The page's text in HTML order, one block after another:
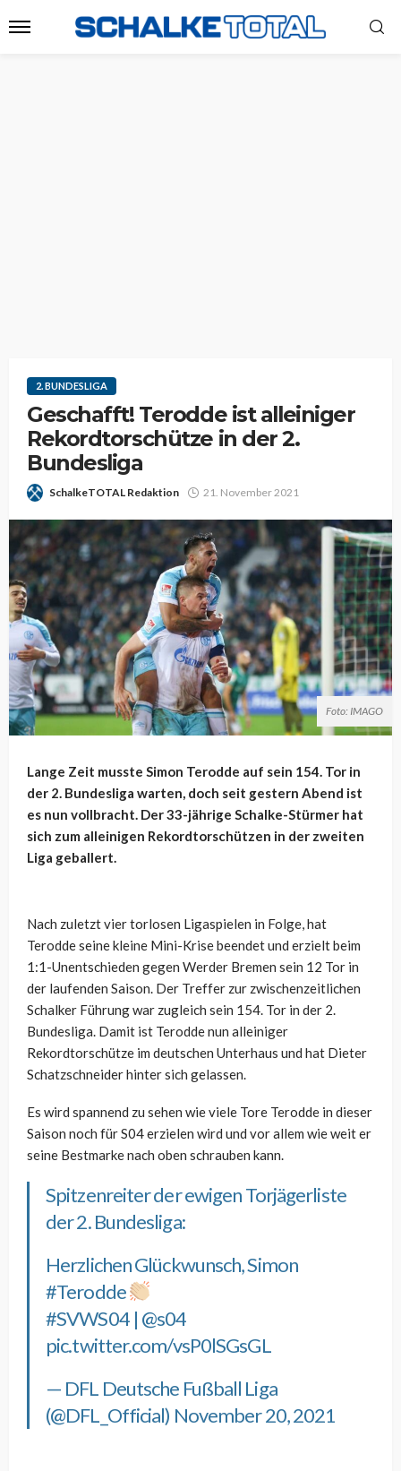
2. BUNDESLIGA
Geschafft! Terodde ist alleiniger
Rekordtorschütze in der 2.
Bundesliga
SchalkeTOTAL Redaktion 21. November 2021
Foto: IMAGO
Lange Zeit musste Simon Terodde auf sein 154. Tor in
der 2. Bundesliga warten, doch seit gestern Abend ist
es nun vollbracht. Der 33-jährige Schalke-Stürmer hat
sich zum alleinigen Rekordtorschützen in der zweiten
Liga geballert.
Nach zuletzt vier torlosen Ligaspielen in Folge, hat
Terodde seine kleine Mini-Krise beendet und erzielt beim
1:1-Unentschieden gegen Werder Bremen sein 12 Tor in
der laufenden Saison. Der Treffer zur zwischenzeitlichen
Schalker Führung war zugleich sein 154. Tor in der 2.
Bundesliga. Damit ist Terodde nun alleiniger
Rekordtorschütze im deutschen Unterhaus und hat Dieter
Schatzschneider hinter sich gelassen.
Es wird spannend zu sehen wie viele Tore Terodde in dieser
Saison noch für S04 erzielen wird und vor allem wie weit er
seine Bestmarke nach oben schrauben kann.
Spitzenreiter der ewigen Torjägerliste
der 2. Bundesliga:
Herzlichen Glückwunsch, Simon
#Terodde
#SVWS04| @s04
pic.twitter.com/vsP0lSGsGL
— DFL Deutsche Fußball Liga
(@DFL_Official) November 20, 2021